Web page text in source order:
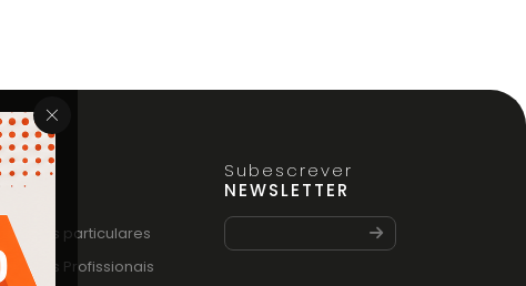
INFO
Clientes particulares
Clientes Profissionais
Subescrever
NEWSLETTER